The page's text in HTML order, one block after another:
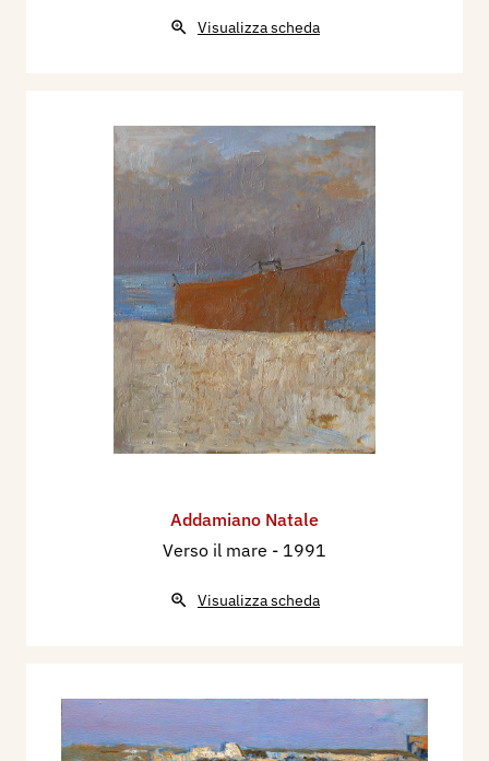
Visualizza scheda
Addamiano Natale
Verso il mare - 1991
Visualizza scheda